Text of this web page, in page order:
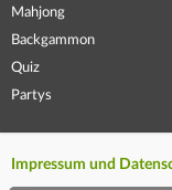
Mahjong
Backgammon
Quiz
Partys
Impressum und